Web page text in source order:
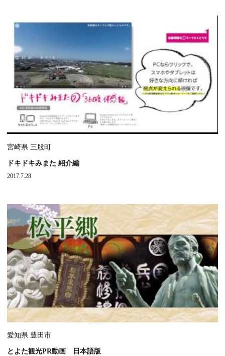
宮崎県 三股町
ドキドキみまた 紹介編
2017.7.28
愛知県 豊田市
とよた観光PR動画 日本語版